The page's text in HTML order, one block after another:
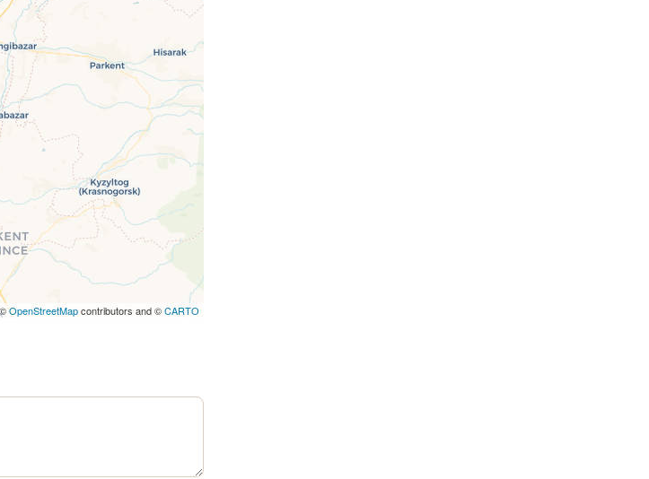
OpenStreetMapcontributors and ©CARTO